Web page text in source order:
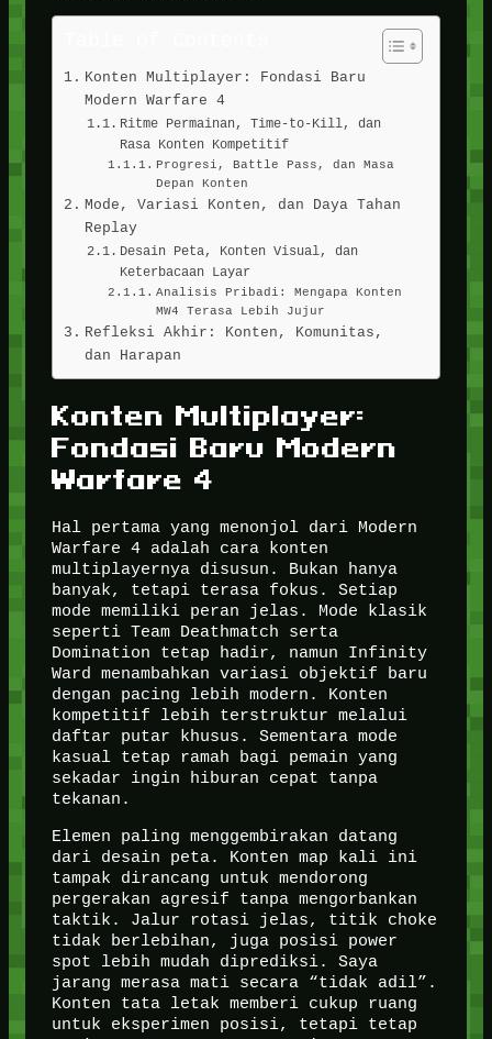
Konten Multiplayer: Fondasi Baru
Modern Warfare 4
Ritme Permainan, Time-to-Kill, dan
Rasa Konten Kompetitif
Progresi, Battle Pass, dan Masa
Depan Konten
Mode, Variasi Konten, dan Daya Tahan
Replay
Desain Peta, Konten Visual, dan
Keterbacaan Layar
Analisis Pribadi: Mengapa Konten
MW4 Terasa Lebih Jujur
Refleksi Akhir: Konten, Komunitas,
dan Harapan
Konten Multiplayer:
Fondasi Baru Modern
Warfare 4
Hal pertama yang menonjol dari Modern
Warfare 4 adalah cara konten
multiplayernya disusun. Bukan hanya
banyak, tetapi terasa fokus. Setiap
mode memiliki peran jelas. Mode klasik
seperti Team Deathmatch serta
Domination tetap hadir, namun Infinity
Ward menambahkan variasi objektif baru
dengan pacing lebih modern. Konten
kompetitif lebih terstruktur melalui
daftar putar khusus. Sementara mode
kasual tetap ramah bagi pemain yang
sekadar ingin hiburan cepat tanpa
tekanan.
Elemen paling menggembirakan datang
dari desain peta. Konten map kali ini
tampak dirancang untuk mendorong
pergerakan agresif tanpa mengorbankan
taktik. Jalur rotasi jelas, titik choke
tidak berlebihan, juga posisi power
spot lebih mudah diprediksi. Saya
jarang merasa mati secara “tidak adil”.
Konten tata letak memberi cukup ruang
untuk eksperimen posisi, tetapi tetap